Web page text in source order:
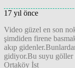
17 yıl önce
Video güzel en son
şimdiden firene
akıp
gidiyor.Bu suyu göller
Ortaköy İst